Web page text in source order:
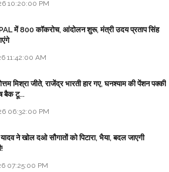
10:20:00 PM
में 800 कॉकरोच, आंदोलन शुरू, मंत्री उदय प्रताप सिंह
11:42:00 AM
मिश्रा जीते, राजेंद्र भारती हार गए, घनश्याम की पेंशन पक्की
बैक टू...
06:32:00 PM
ने खोल दओ सौगातों को पिटारा, भैया, बदल जाएगी
07:25:00 PM